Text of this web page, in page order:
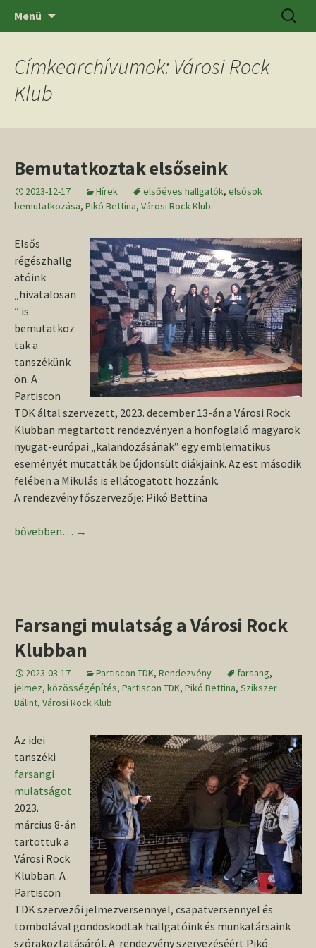
SZTE BTK Régészeti Tanszék
Menü
Címkearchívumok: Városi Rock
Klub
Bemutatkoztak elsőseink
2023-12-17 Hírek elsőéves hallgatók, elsősök
bemutatkozása, Pikó Bettina, Városi Rock Klub
Elsős
régészhallg
atóink
„hivatalosan
” is
bemutatkoz
tak a
tanszékünk
ön. A
Partiscon
TDK által szervezett, 2023. december 13-án a Városi Rock
Klubban megtartott rendezvényen a honfoglaló magyarok
nyugat-európai „kalandozásának” egy emblematikus
eseményét mutatták be újdonsült diákjaink. Az est második
felében a Mikulás is ellátogatott hozzánk.
A rendezvény főszervezője: Pikó Bettina
Bemutatkoztak elsőseink
bővebben… →
Farsangi mulatság a Városi Rock
Klubban
2023-03-17 Partiscon TDK, Rendezvény farsang,
jelmez, közösségépítés, Partiscon TDK, Pikó Bettina, Szikszer
Bálint, Városi Rock Klub
Az idei
tanszéki
farsangi
mulatságot
2023.
március 8-án
tartottuk a
Városi Rock
Klubban. A
Partiscon
TDK szervezői jelmezversennyel, csapatversennyel és
tombolával gondoskodtak hallgatóink és munkatársaink
szórakoztatásáról. A rendezvény szervezéséért Pikó